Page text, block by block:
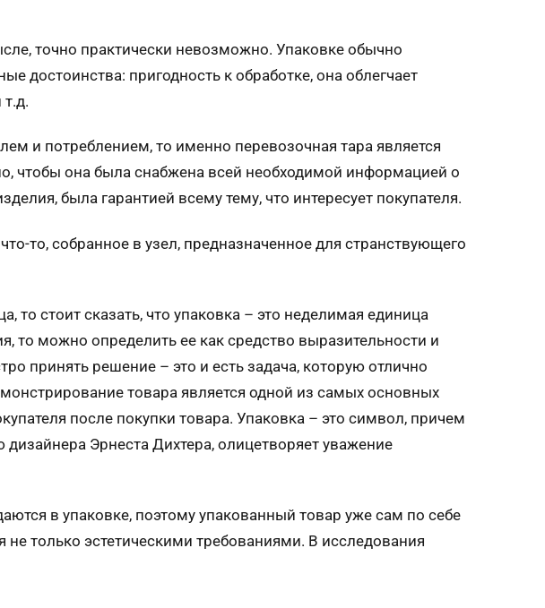
точно практически невозможно. Упаковке обычно
достоинства: пригодность к обработке, она облегчает
и потреблением, то именно перевозочная тара является
чтобы она была снабжена всей необходимой информацией о
была гарантией всему тему, что интересует покупателя.
то, собранное в узел, предназначенное для странствующего
то стоит сказать, что упаковка – это неделимая единица
то можно определить ее как средство выразительности и
принять решение – это и есть задача, которую отлично
товара является одной из самых основных
после покупки товара. Упаковка – это символ, причем
Эрнеста Дихтера, олицетворяет уважение
в упаковке, поэтому упакованный товар уже сам по себе
только эстетическими требованиями. В исследования